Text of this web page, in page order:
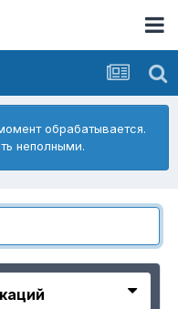
обрабатывается.
неполными.